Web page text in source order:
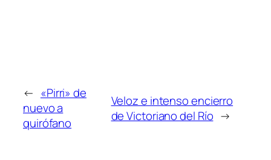
← «Pirri» de
nuevo a
quirófano
Veloz e intenso encierro
de Victoriano del Río →